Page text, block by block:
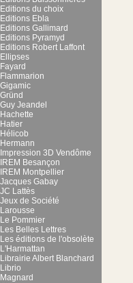
Editions du choix
Editions Ebla
Editions Gallimard
Editions Pyramyd
Editions Robert Laffont
Ellipses
Fayard
Flammarion
Gigamic
Gründ
Guy Jeandel
Hachette
Hatier
Hélicob
Hermann
Impression 3D Vendôme
IREM Besançon
IREM Montpellier
Jacques Gabay
JC Lattès
Jeux de Société
Larousse
Le Pommier
Les Belles Lettres
Les éditions de l'obsolète
L'Harmattan
Librairie Albert Blanchard
Librio
Magnard